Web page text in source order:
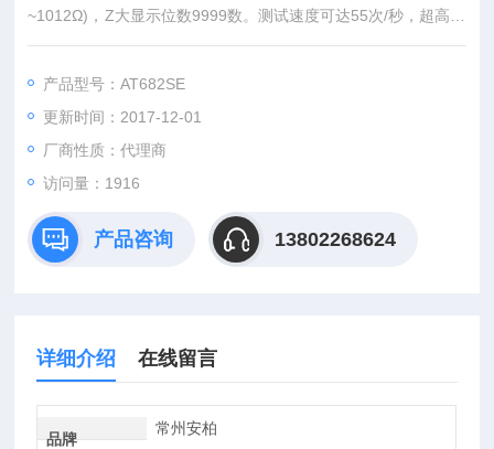
~1012Ω)，Z大显示位数9999数。测试速度可达55次/秒，超高速
测试为自动化生产提供了Z佳方案。
产品型号：AT682SE
更新时间：2017-12-01
厂商性质：代理商
访问量：1916
产品咨询 13802268624
详细介绍 在线留言
品牌
常州安柏